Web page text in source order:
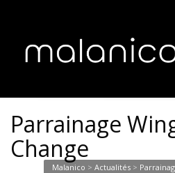
Parrainage
Change
Malanico > Actualités >